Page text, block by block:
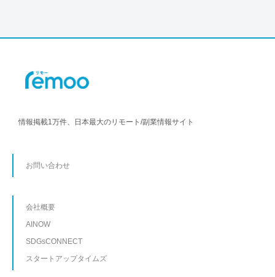
情報掲載1万件、日本最大のリモート/副業情報サイト
お問い合わせ
会社概要
AINOW
SDGsCONNECT
スタートアップタイムズ